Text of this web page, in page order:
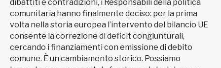
dibattiti e contradizioni, i Responsabili della politica
comunitaria hanno finalmente deciso: per la prima
volta nella storia europea l’intervento del bilancio UE
consente la correzione di deficit congiunturali,
cercando i finanziamenti con emissione di debito
comune. È un cambiamento storico. Possiamo